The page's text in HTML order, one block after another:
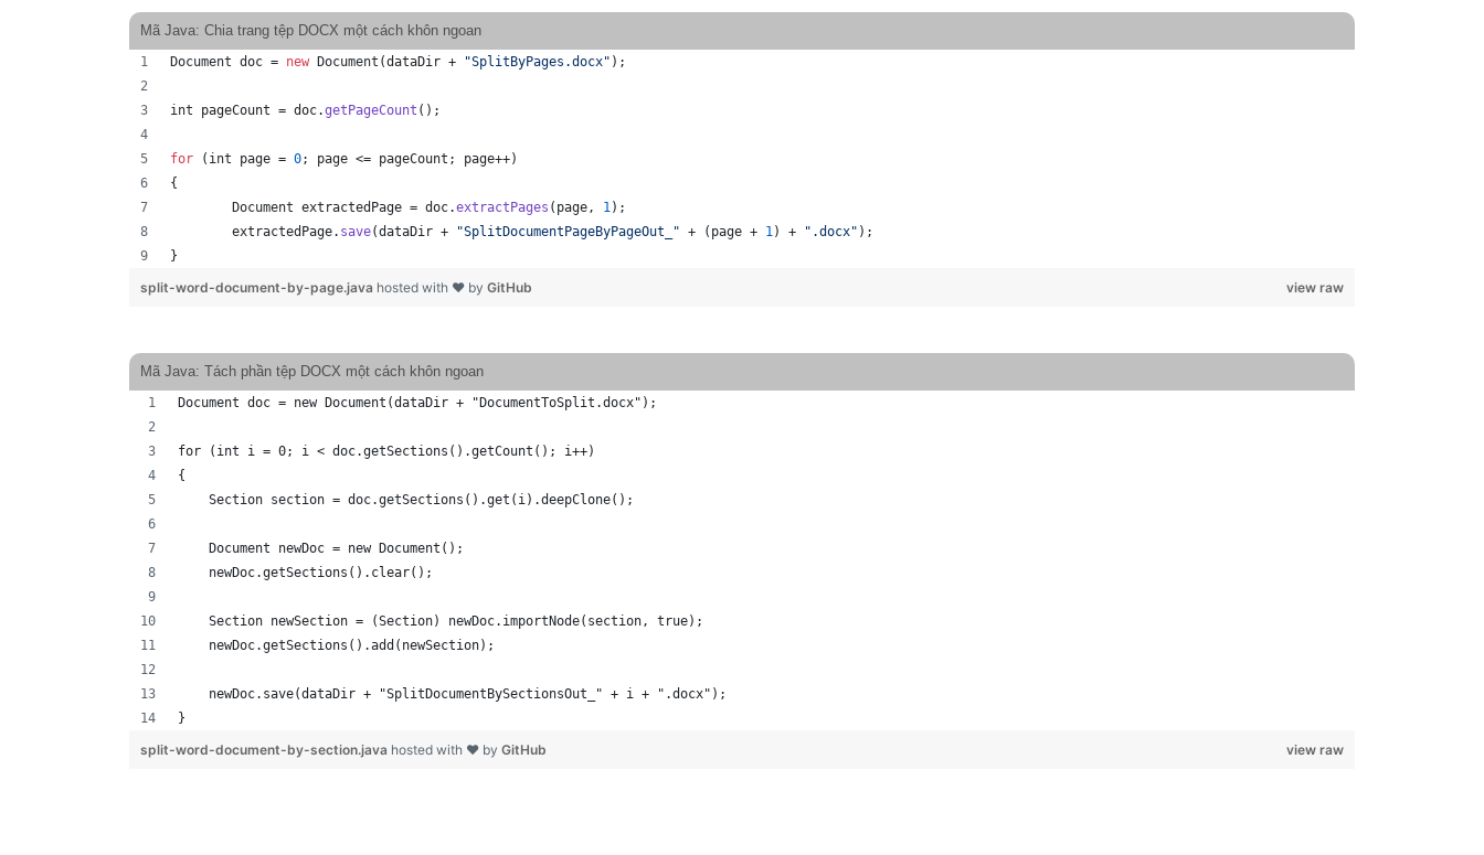
Mã Java: Chia trang tệp DOCX một cách khôn ngoan
Document doc = new Document (dataDir + "SplitByPages.docx" );
int pageCount = doc.getPageCount ();
for ( int page = 0; page <= pageCount ; page++)
{
Document extractedPage = doc.extractPages ( page, 1);
extractedPage. save(dataDir + "SplitDocumentPageByPageOut_" + ( page + 1) + ".docx" );
}
view raw
split-word-document-by-page.java hosted with ❤ by GitHub
Mã Java: Tách phần tệp DOCX một cách khôn ngoan
Document doc = new Document(dataDir + "DocumentToSplit.docx");
for (int i = 0; i < doc.getSections().getCount(); i++)
{
    Section section = doc.getSections().get(i).deepClone();
    Document newDoc = new Document();
    newDoc.getSections().clear();
    Section newSection = (Section) newDoc.importNode(section, true);
    newDoc.getSections().add(newSection);
    newDoc.save(dataDir + "SplitDocumentBySectionsOut_" + i + ".docx");
}
view raw
split-word-document-by-section.java hosted with ❤ by GitHub